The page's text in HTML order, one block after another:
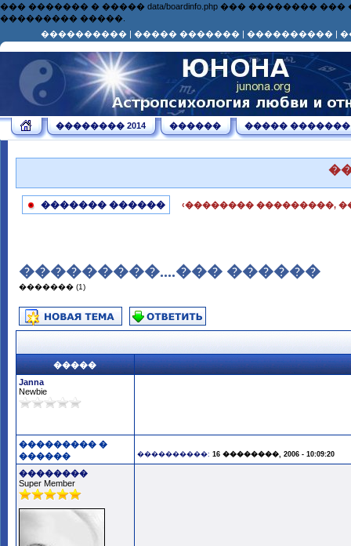
��� ������� � ����� data/boardinfo.php ���
��������� �����.
���������� | ����� ������� | ���������� |
�������� 2014 ������ ����� �������
������� ������ ‹�������� ���������,
���������....��� ������
������� (1)
�����
Janna
Newbie
��������� �
������
����������: 16 ��������, 2006 - 10:09:20
��������
Super Member